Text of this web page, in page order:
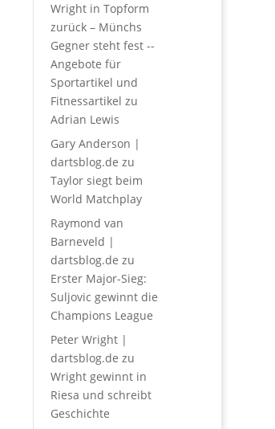
Wright in Topform
zurück – Münchs
Gegner steht fest --
Angebote für
Sportartikel und
Fitnessartikel zu
Adrian Lewis
Gary Anderson |
dartsblog.de zu
Taylor siegt beim
World Matchplay
Raymond van
Barneveld |
dartsblog.de zu
Erster Major-Sieg:
Suljovic gewinnt die
Champions League
Peter Wright |
dartsblog.de zu
Wright gewinnt in
Riesa und schreibt
Geschichte